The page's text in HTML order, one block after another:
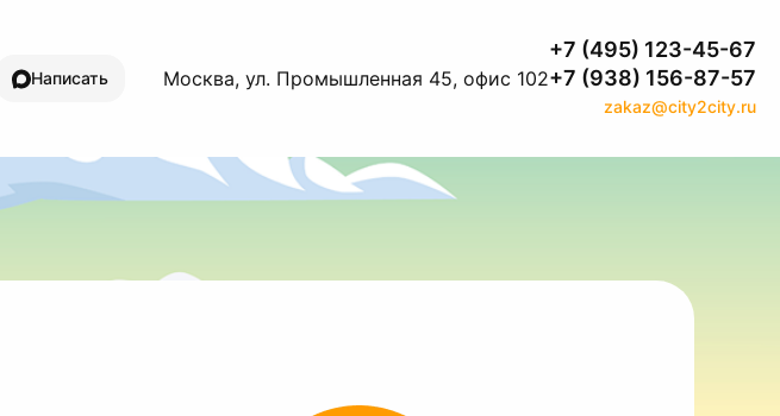
Написать Москва, ул. Промышленная 45, офис 102
+7 (495) 123-45-67
+7 (938) 156-87-57
zakaz@city2city.ru